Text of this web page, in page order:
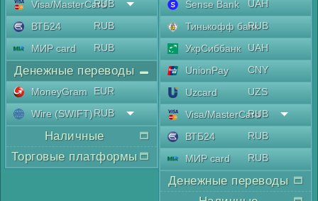
Visa/MasterCard
RUB
ВТБ24
RUB
МИР card
RUB
Денежные переводы
MoneyGram
EUR
Wire (SWIFT)RUB
Наличные
Торговые платформы
Sense Bank
UAH
Тинькофф банкRUB
УкрСиббанк
UAH
UnionPay
CNY
Uzcard
UZS
Visa/MasterCard
RUB
ВТБ24
RUB
МИР card
RUB
Денежные переводы